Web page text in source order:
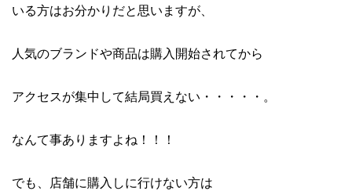
いる方はお分かりだと思いますが、
人気のブランドや商品は購入開始されてから
アクセスが集中して結局買えない・・・・・。
なんて事ありますよね！！！
でも、店舗に購入しに行けない方は